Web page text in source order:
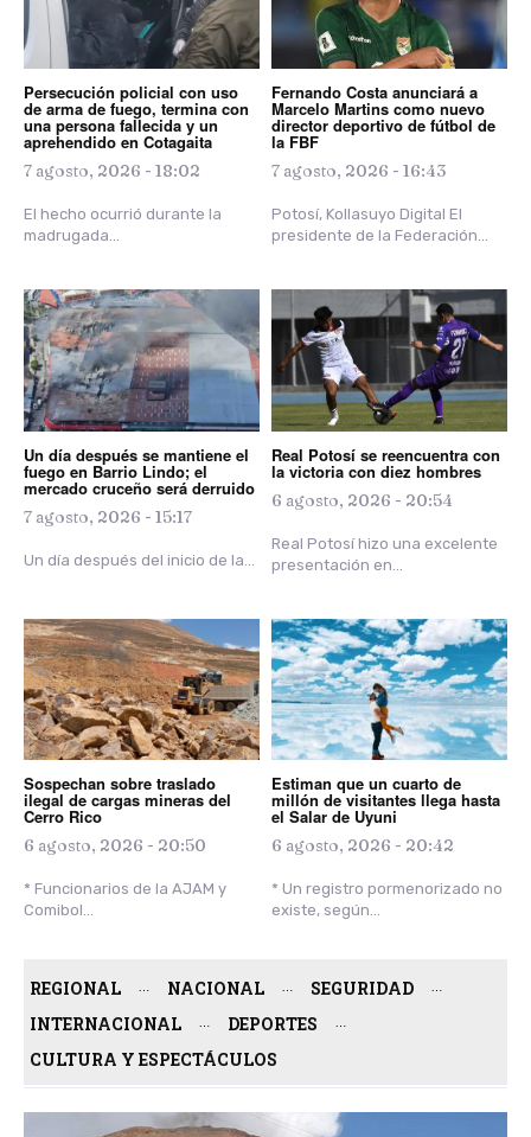
Persecución policial con uso
de arma de fuego, termina con
una persona fallecida y un
aprehendido en Cotagaita
7 agosto, 2026 - 18:02
El hecho ocurrió durante la
madrugada...
Fernando Costa anunciará a
Marcelo Martins como nuevo
director deportivo de fútbol de
la FBF
7 agosto, 2026 - 16:43
Potosí, Kollasuyo Digital El
presidente de la Federación...
Un día después se mantiene el
fuego en Barrio Lindo; el
mercado cruceño será derruido
7 agosto, 2026 - 15:17
Un día después del inicio de la...
Real Potosí se reencuentra con
la victoria con diez hombres
6 agosto, 2026 - 20:54
Real Potosí hizo una excelente
presentación en...
Sospechan sobre traslado
ilegal de cargas mineras del
Cerro Rico
6 agosto, 2026 - 20:50
* Funcionarios de la AJAM y
Comibol...
Estiman que un cuarto de
millón de visitantes llega hasta
el Salar de Uyuni
6 agosto, 2026 - 20:42
* Un registro pormenorizado no
existe, según...
REGIONAL NACIONAL
SEGURIDAD
INTERNACIONAL
DEPORTES
CULTURA Y ESPECTÁCULOS